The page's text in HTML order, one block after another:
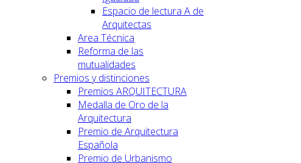
Espacio de lectura A de
Arquitectas
Area Técnica
Reforma de las
mutualidades
Premios y distinciones
Premios ARQUITECTURA
Medalla de Oro de la
Arquitectura
Premio de Arquitectura
Española
Premio de Urbanismo